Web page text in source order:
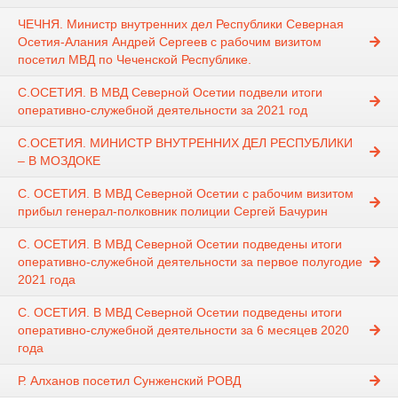
ЧЕЧНЯ. Министр внутренних дел Республики Северная
Осетия-Алания Андрей Сергеев с рабочим визитом
посетил МВД по Чеченской Республике.
С.ОСЕТИЯ. В МВД Северной Осетии подвели итоги
оперативно-служебной деятельности за 2021 год
С.ОСЕТИЯ. МИНИСТР ВНУТРЕННИХ ДЕЛ РЕСПУБЛИКИ
– В МОЗДОКЕ
С. ОСЕТИЯ. В МВД Северной Осетии с рабочим визитом
прибыл генерал-полковник полиции Сергей Бачурин
С. ОСЕТИЯ. В МВД Северной Осетии подведены итоги
оперативно-служебной деятельности за первое полугодие
2021 года
С. ОСЕТИЯ. В МВД Северной Осетии подведены итоги
оперативно-служебной деятельности за 6 месяцев 2020
года
Р. Алханов посетил Сунженский РОВД